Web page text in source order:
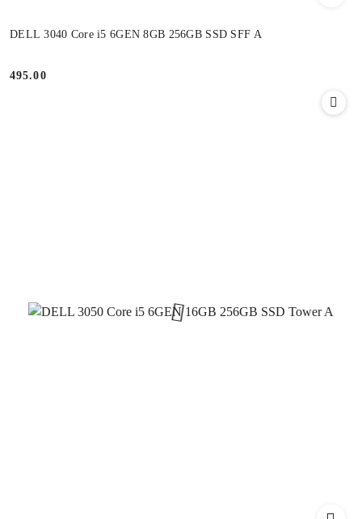
DELL 3040 Core i5 6GEN 8GB 256GB SSD SFF A
Cena:
495.00